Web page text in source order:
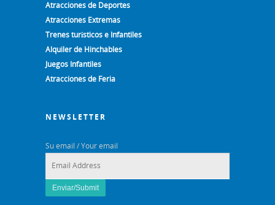
Atracciones de Deportes
Atracciones Extremas
Trenes turísticos e Infantiles
Alquiler de Hinchables
Juegos Infantiles
Atracciones de Feria
NEWSLETTER
Su email / Your email